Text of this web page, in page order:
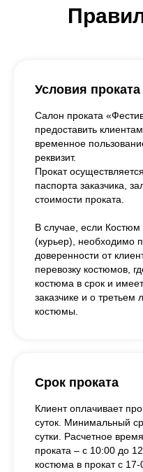
Условия проката
Салон проката
предоставить
временное
реквизит.
Прокат
паспорта заказчика,
стоимости проката.
В случае, если Костюм
(курьер), необходимо
доверенности от
перевозку костюмов,
костюма в срок и
заказчике и о
костюмы.
Срок проката
Клиент оплачивает
суток. Минимальный
сутки. Расчетное
проката – с 10:00 до
костюма в прокат с